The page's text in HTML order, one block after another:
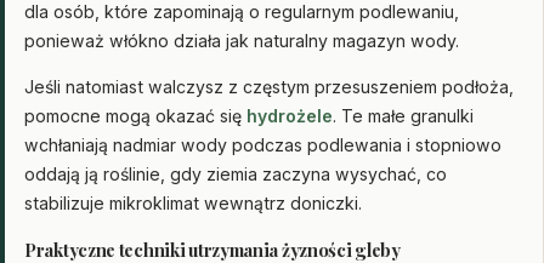
dla osób, które zapominają o regularnym podlewaniu,
ponieważ włókno działa jak naturalny magazyn wody.
Jeśli natomiast walczysz z częstym przesuszeniem podłoża,
pomocne mogą okazać się hydrożele. Te małe granulki
wchłaniają nadmiar wody podczas podlewania i stopniowo
oddają ją roślinie, gdy ziemia zaczyna wysychać, co
stabilizuje mikroklimat wewnątrz doniczki.
Praktyczne techniki utrzymania żyzności gleby